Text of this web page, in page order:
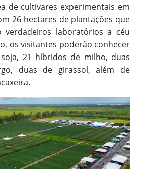
de cultivares experimentais em
26 hectares de plantações que
verdadeiros laboratórios a céu
os visitantes poderão conhecer
21 híbridos de milho, duas
duas de girassol, além de